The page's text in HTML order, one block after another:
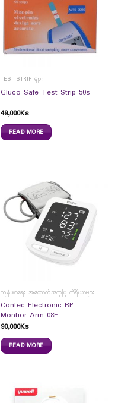
TEST STRIP များ
Gluco Safe Test Strip 50s
49,000Ks
READ MORE
ကျန်းမာရေး အထောက်အကူပြု ကိရိယာများ
Contec Electronic BP
Montior Arm 08E
90,000Ks
READ MORE